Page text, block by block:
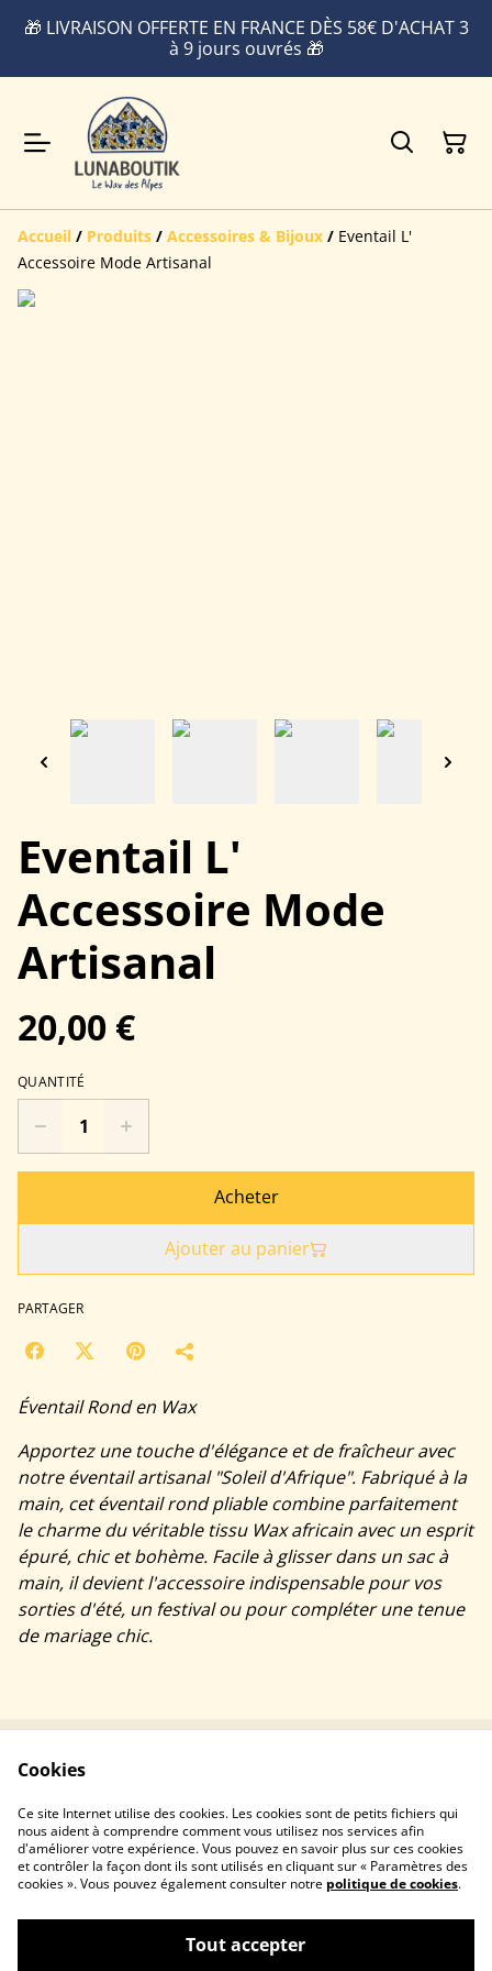
🎁 LIVRAISON OFFERTE EN FRANCE DÈS 58€ D'ACHAT 3
à 9 jours ouvrés 🎁
Accueil / Produits / Accessoires & Bijoux / Eventail L'
Accessoire Mode Artisanal
Eventail L'
Accessoire Mode
Artisanal
20,00 €
QUANTITÉ
Acheter
Ajouter au panier
PARTAGER
Éventail Rond en Wax
Apportez une touche d'élégance et de fraîcheur avec
notre éventail artisanal "Soleil d'Afrique". Fabriqué à la
main, cet éventail rond pliable combine parfaitement
le charme du véritable tissu Wax africain avec un esprit
épuré, chic et bohème. Facile à glisser dans un sac à
main, il devient l'accessoire indispensable pour vos
sorties d'été, un festival ou pour compléter une tenue
de mariage chic.
Politique de
confidentialité
Politique de cookies
Cookies
Ce site Internet utilise des cookies. Les cookies sont de petits fichiers qui
nous aident à comprendre comment vous utilisez nos services afin
d'améliorer votre expérience. Vous pouvez en savoir plus sur ces cookies
et contrôler la façon dont ils sont utilisés en cliquant sur « Paramètres des
cookies ». Vous pouvez également consulter notre politique de cookies.
Tout accepter